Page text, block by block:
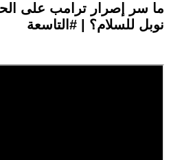
ما سر إصرار ترامب على
نوبل للسلام؟ | #التاسعة